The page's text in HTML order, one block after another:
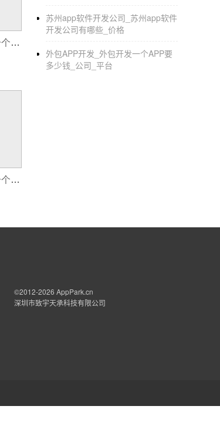
app开发费用是多少,开发一个软件多少钱
app开发软件程序员,开发一个新闻端app多少钱
苏州app软件开发公司_苏州app软件
开发公司有哪些_价格
外包APP开发_外包开发一个APP要
多少钱_公司_平台
©2012-2026 AppPark.cn
深圳市致宇天承科技有限公司